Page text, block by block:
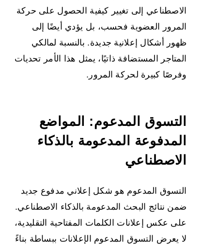
الاصطناعي إلى تغيير كيفية الحصول على حركة
المرور العضوية فحسب، بل يؤدي أيضًا إلى
ظهور أشكال إعلانية جديدة. بالنسبة لمالكي
المتاجر المستضافة ذاتيًا، يمثل هذا الأمر تحديات
وفرصًا كبيرة لحركة المرور.
التسوق المدعوم: المواضع
المدفوعة المدعومة بالذكاء
الاصطناعي
التسوق المدعوم هو شكل إعلاني مدفوع جديد
ضمن نتائج البحث المدعومة بالذكاء الاصطناعي.
على عكس إعلانات الكلمات المفتاحية التقليدية،
لا يعرض التسوق المدعوم الإعلانات ببساطة بناءً